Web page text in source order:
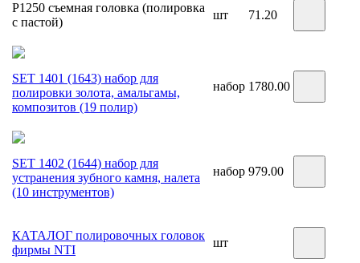
P1250 съемная головка (полировка
с пастой)
шт 71.20
SET 1401 (1643) набор для
полировки золота, амальгамы,
композитов (19 полир)
набор 1780.00
SET 1402 (1644) набор для
устранения зубного камня, налета
(10 инструментов)
набор 979.00
КАТАЛОГ полировочных головок
фирмы NTI
шт